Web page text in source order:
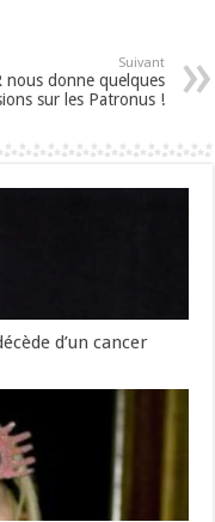
Suivant
nous donne quelques
sur les Patronus !
d’un cancer